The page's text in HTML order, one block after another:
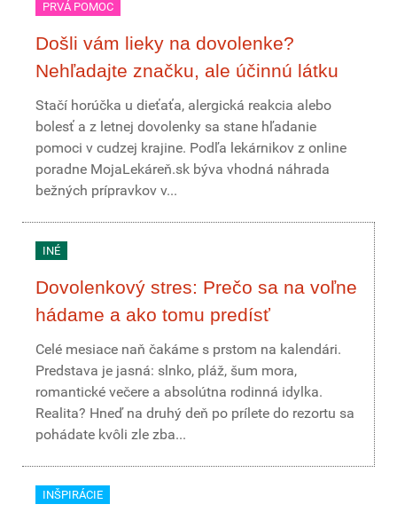
PRVÁ POMOC
Došli vám lieky na dovolenke?
Nehľadajte značku, ale účinnú látku
Stačí horúčka u dieťaťa, alergická reakcia alebo
bolesť a z letnej dovolenky sa stane hľadanie
pomoci v cudzej krajine. Podľa lekárnikov z online
poradne MojaLekáreň.sk býva vhodná náhrada
bežných prípravkov v...
INÉ
Dovolenkový stres: Prečo sa na voľne
hádame a ako tomu predísť
Celé mesiace naň čakáme s prstom na kalendári.
Predstava je jasná: slnko, pláž, šum mora,
romantické večere a absolútna rodinná idylka.
Realita? Hneď na druhý deň po prílete do rezortu sa
pohádate kvôli zle zba...
INŠPIRÁCIE